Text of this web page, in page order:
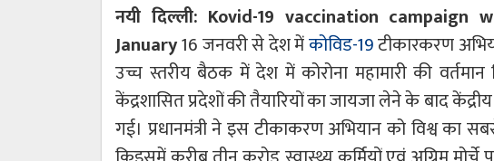
नयी दिल्ली: Kovid-19 vaccination
January16 जनवरी से देश मेंकोविड-19टीकारकरण
उच्च स्तरीय बैठक में देश में कोरोना महामारी की
केंद्रशासित प्रदेशों की तैयारियों का जायजा लेने के बाद
गई। प्रधानमंत्री ने इस टीकाकरण अभियान को विश्व का